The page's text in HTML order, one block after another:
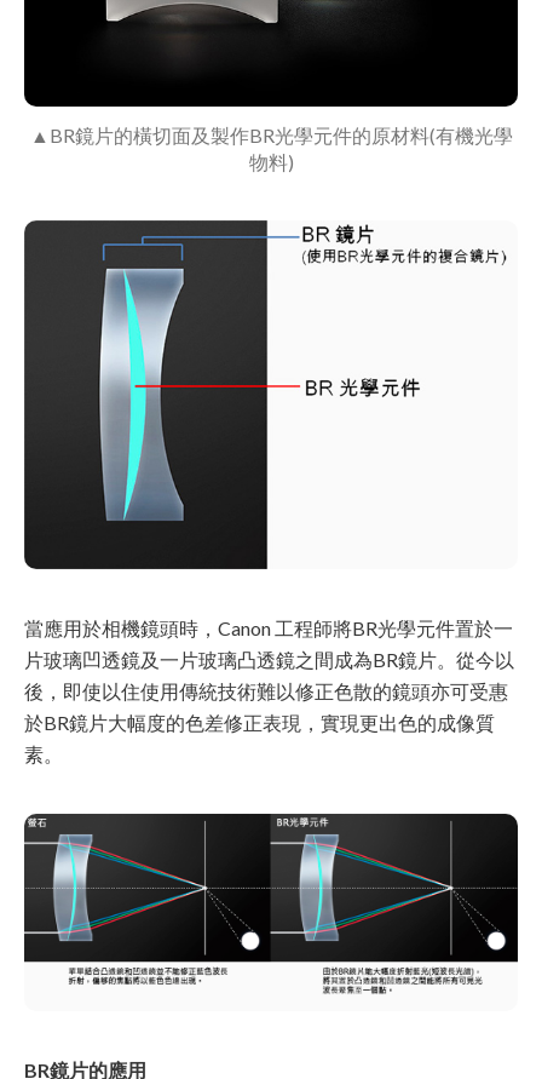
▲BR鏡片的橫切面及製作BR光學元件的原材料(有機光學
物料)
當應用於相機鏡頭時，Canon 工程師將BR光學元件置於一
片玻璃凹透鏡及一片玻璃凸透鏡之間成為BR鏡片。從今以
後，即使以住使用傳統技術難以修正色散的鏡頭亦可受惠
於BR鏡片大幅度的色差修正表現，實現更出色的成像質
素。
BR鏡片的應用